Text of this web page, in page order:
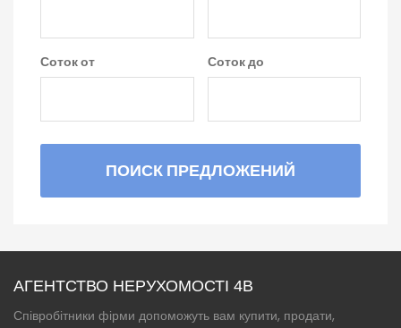
Соток от Соток до
ПОИСК ПРЕДЛОЖЕНИЙ
АГЕНТСТВО НЕРУХОМОСТІ 4B
Співробітники фірми допоможуть вам купити, продати,